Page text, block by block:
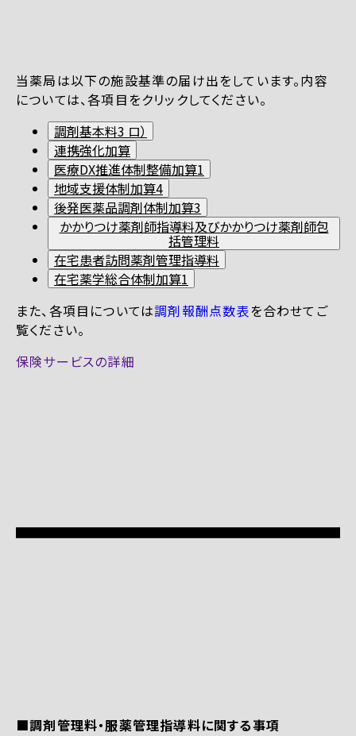
当薬局は以下の施設基準の届け出をしています。内容
については、各項目をクリックしてください。
調剤基本料3 ロ）
連携強化加算
医療DX推進体制整備加算1
地域支援体制加算4
後発医薬品調剤体制加算3
かかりつけ薬剤師指導料及びかかりつけ薬剤師包
括管理料
在宅患者訪問薬剤管理指導料
在宅薬学総合体制加算1
また、各項目については調剤報酬点数表を合わせてご
覧ください。
保険サービスの詳細
■調剤管理料・服薬管理指導料に関する事項